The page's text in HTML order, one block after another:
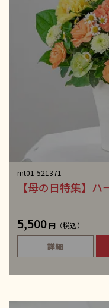
mt01-521371
【母の日特集】
5,500円（税込）
詳細